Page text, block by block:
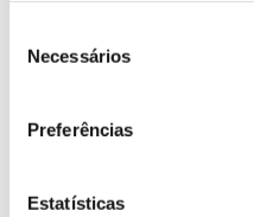
Necessários
Preferências
Estatísticas
conhecer para conservar